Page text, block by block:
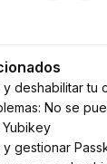
deshabilitar tu
No se
gestionar